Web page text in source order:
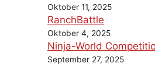
Oktober 11, 2025
RanchBattle
Oktober 4, 2025
Ninja-World
September 27, 2025